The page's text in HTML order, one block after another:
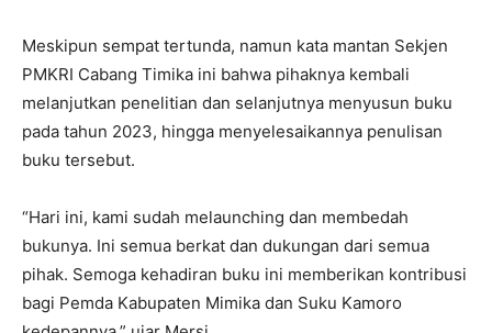
Meskipun sempat tertunda, namun kata mantan Sekjen
PMKRI Cabang Timika ini bahwa pihaknya kembali
melanjutkan penelitian dan selanjutnya menyusun buku
pada tahun 2023, hingga menyelesaikannya penulisan
buku tersebut.
“Hari ini, kami sudah melaunching dan membedah
bukunya. Ini semua berkat dan dukungan dari semua
pihak. Semoga kehadiran buku ini memberikan kontribusi
bagi Pemda Kabupaten Mimika dan Suku Kamoro